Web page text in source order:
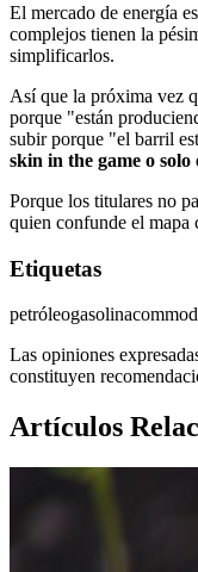
El mercado de energía
complejos tienen la
simplificarlos.
Así que la próxima vez
porque "están
subir porque "el barril
skin in the game o
Porque los titulares no
quien confunde el mapa
Etiquetas
petróleogasolina
Las opiniones
constituyen
Artículos